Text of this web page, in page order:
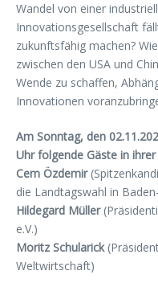
Wandel von einer
Innovationsgesellschaft
zukunftsfähig machen?
zwischen den USA und
Wende zu schaffen,
Innovationen
Am Sonntag, den
Uhr folgende Gäste in
Cem Özdemir
die Landtagswahl in
Hildegard Müller
e.V.)
Moritz Schularick
Weltwirtschaft)